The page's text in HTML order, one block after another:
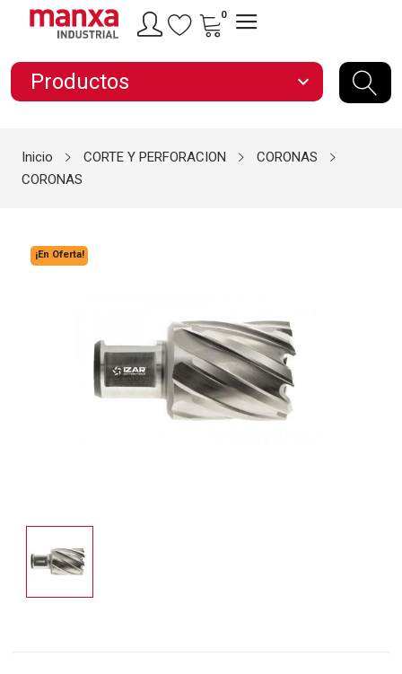
0
Productos expand_more
Inicio CORTE Y PERFORACION
CORONAS
CORONAS
¡En Oferta!